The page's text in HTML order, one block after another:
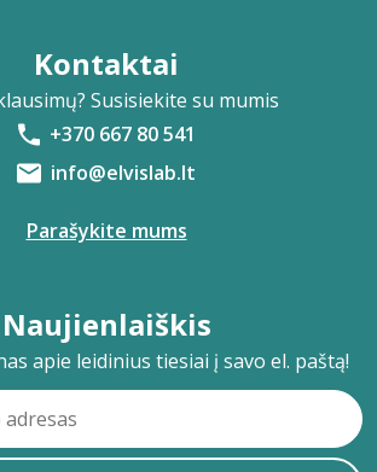
Kontaktai
Susisiekite su mumis
+370 667 80 541
info@elvislab.lt
Parašykite mums
Naujienlaiškis
apie leidinius tiesiai į savo el. paštą!